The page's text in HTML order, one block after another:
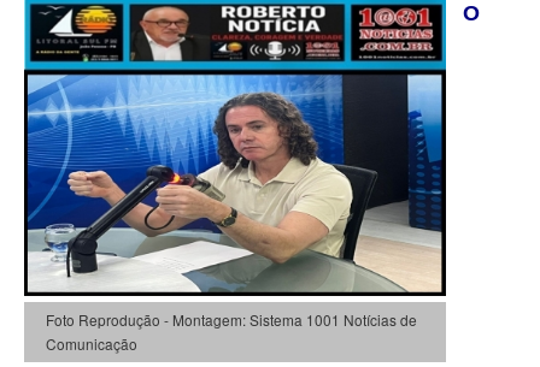
Foto Reprodução - Montagem: Sistema 1001 Notícias de
Comunicação
O